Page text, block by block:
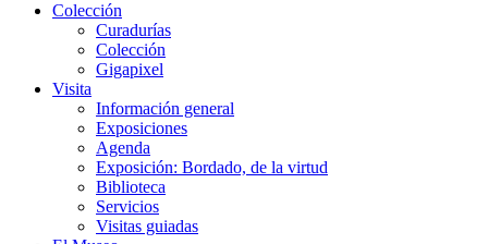
Colección
Curadurías
Colección
Gigapixel
Visita
Información general
Exposiciones
Agenda
Exposición: Bordado, de la virtud
Biblioteca
Servicios
Visitas guiadas